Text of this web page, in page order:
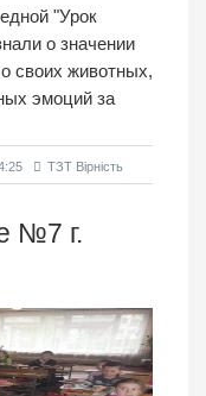
"Урок
о значении
своих животных,
эмоций за
ТЗТ Вірність
№7 г.